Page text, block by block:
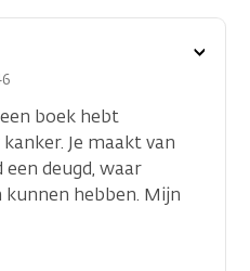
boek hebt
Je maakt van
deugd, waar
kunnen hebben. Mijn
Toon